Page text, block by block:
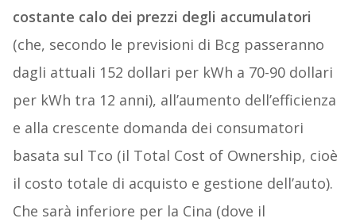
costante calo dei prezzi degli accumulatori
(che, secondo le previsioni di Bcg passeranno
dagli attuali 152 dollari per kWh a 70-90 dollari
per kWh tra 12 anni), all’aumento dell’efficienza
e alla crescente domanda dei consumatori
basata sul Tco (il Total Cost of Ownership, cioè
il costo totale di acquisto e gestione dell’auto).
Che sarà inferiore per la Cina (dove il